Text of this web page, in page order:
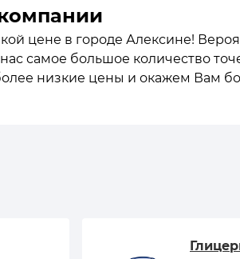
цене в городе Алексине!
самое большое количество
низкие цены и окажем Вам